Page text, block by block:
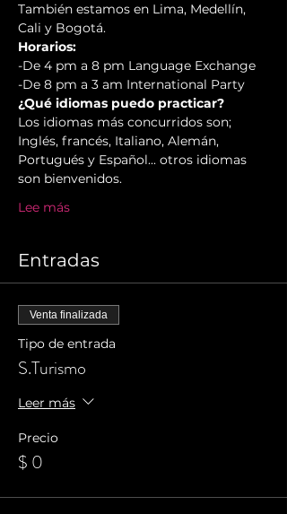
También estamos en Lima, Medellín,
Cali y Bogotá.
Horarios:
-De 4 pm a 8 pm Language Exchange
-De 8 pm a 3 am International Party
¿Qué idiomas puedo practicar?
Los idiomas más concurridos son;
Inglés, francés, Italiano, Alemán,
Portugués y Español... otros idiomas
son bienvenidos.
Lee más
Entradas
Venta finalizada
Tipo de entrada
S.Turismo
Leer más
Precio
$ 0